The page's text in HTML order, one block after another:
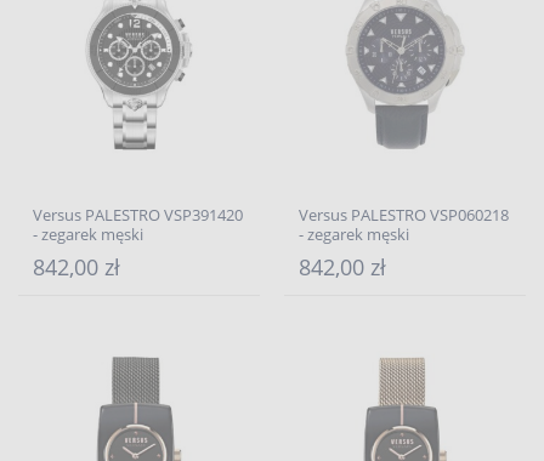
Versus PALESTRO VSP391420
- zegarek męski
842,00 zł
Versus PALESTRO VSP060218
- zegarek męski
842,00 zł